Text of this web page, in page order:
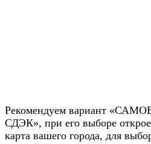
Рекомендуем вариант
СДЭК», при его выборе
карта вашего города, для